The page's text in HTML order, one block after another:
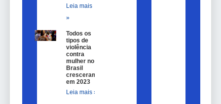
Leia mais
»
Todos os
tipos de
violência
contra
mulher no
Brasil
cresceram
em 2023
Leia mais »